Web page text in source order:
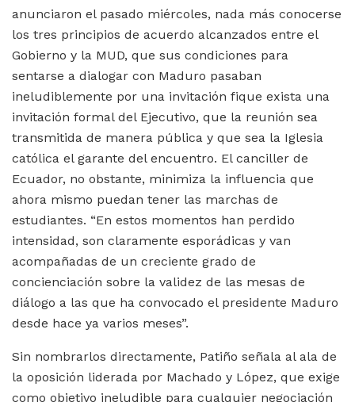
anunciaron el pasado miércoles, nada más conocerse
los tres principios de acuerdo alcanzados entre el
Gobierno y la MUD, que sus condiciones para
sentarse a dialogar con Maduro pasaban
ineludiblemente por una invitación fique exista una
invitación formal del Ejecutivo, que la reunión sea
transmitida de manera pública y que sea la Iglesia
católica el garante del encuentro. El canciller de
Ecuador, no obstante, minimiza la influencia que
ahora mismo puedan tener las marchas de
estudiantes. “En estos momentos han perdido
intensidad, son claramente esporádicas y van
acompañadas de un creciente grado de
concienciación sobre la validez de las mesas de
diálogo a las que ha convocado el presidente Maduro
desde hace ya varios meses”.
Sin nombrarlos directamente, Patiño señala al ala de
la oposición liderada por Machado y López, que exige
como objetivo ineludible para cualquier negociación